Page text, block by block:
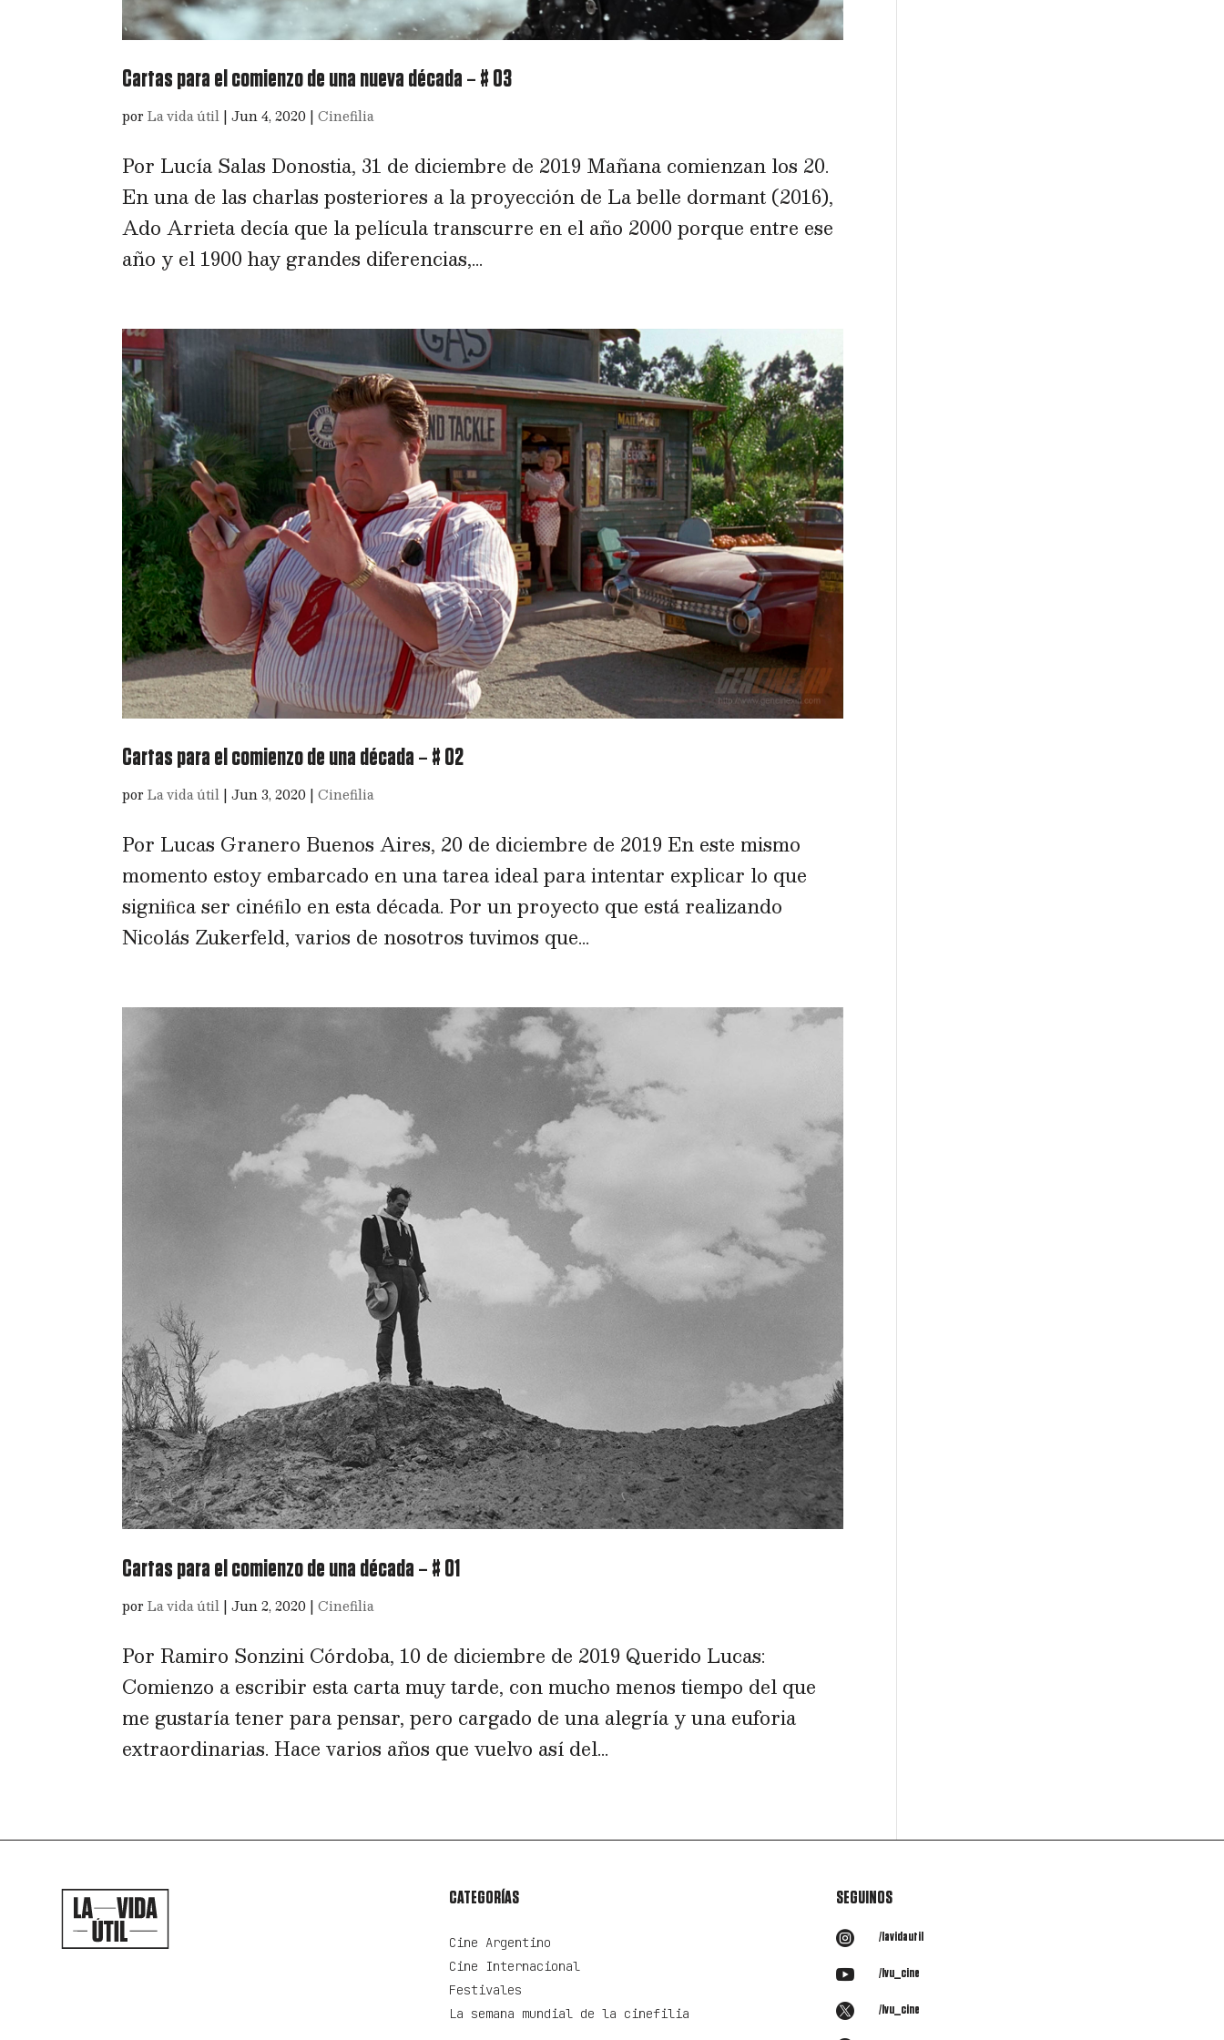
Cartas para el comienzo de una nueva década – # 03
porLa vida útil |Jun 4, 2020 |Cinefilia
Por Lucía Salas Donostia, 31 de diciembre de 2019 Mañana comienzan los 20.
En una de las charlas posteriores a la proyección de La belle dormant (2016),
Ado Arrieta decía que la película transcurre en el año 2000 porque entre ese
año y el 1900 hay grandes diferencias,...
Cartas para el comienzo de una década – # 02
porLa vida útil |Jun 3, 2020 |Cinefilia
Por Lucas Granero Buenos Aires, 20 de diciembre de 2019 En este mismo
momento estoy embarcado en una tarea ideal para intentar explicar lo que
signiﬁca ser cinéﬁlo en esta década. Por un proyecto que está realizando
Nicolás Zukerfeld, varios de nosotros tuvimos que...
Cartas para el comienzo de una década – # 01
porLa vida útil |Jun 2, 2020 |Cinefilia
Por Ramiro Sonzini Córdoba, 10 de diciembre de 2019 Querido Lucas:
Comienzo a escribir esta carta muy tarde, con mucho menos tiempo del que
me gustaría tener para pensar, pero cargado de una alegría y una euforia
extraordinarias. Hace varios años que vuelvo así del...
CATEGORÍAS
Cine Argentino
Cine Internacional
Festivales
La semana mundial de la cinefilia
SEGUINOS
 /lavidautil
 /lvu_cine
 /lvu_cine